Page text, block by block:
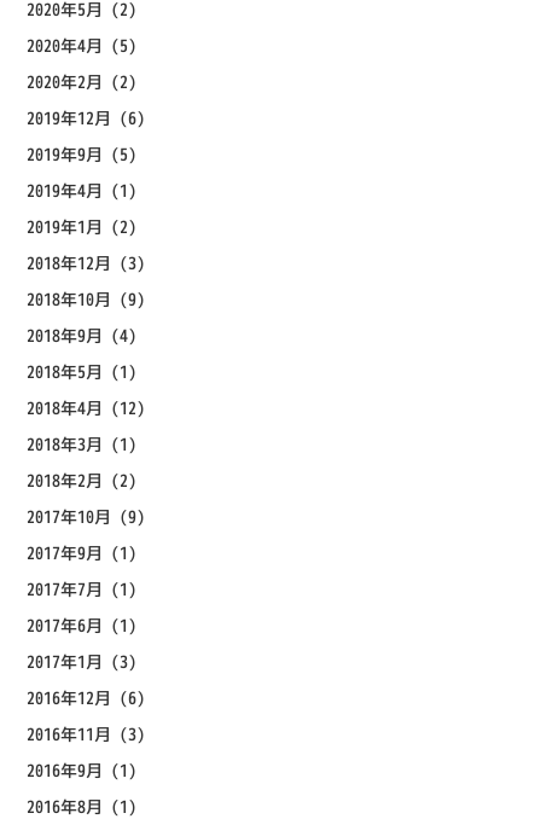
2020年5月 (2)
2020年4月 (5)
2020年2月 (2)
2019年12月 (6)
2019年9月 (5)
2019年4月 (1)
2019年1月 (2)
2018年12月 (3)
2018年10月 (9)
2018年9月 (4)
2018年5月 (1)
2018年4月 (12)
2018年3月 (1)
2018年2月 (2)
2017年10月 (9)
2017年9月 (1)
2017年7月 (1)
2017年6月 (1)
2017年1月 (3)
2016年12月 (6)
2016年11月 (3)
2016年9月 (1)
2016年8月 (1)